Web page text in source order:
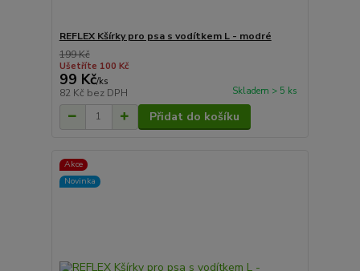
REFLEX Kšírky pro psa s vodítkem L - modré
199 Kč
Ušetříte 100 Kč
99 Kč/ks
82 Kč bez DPH Skladem > 5 ks
Přidat do košíku
Akce
Novinka